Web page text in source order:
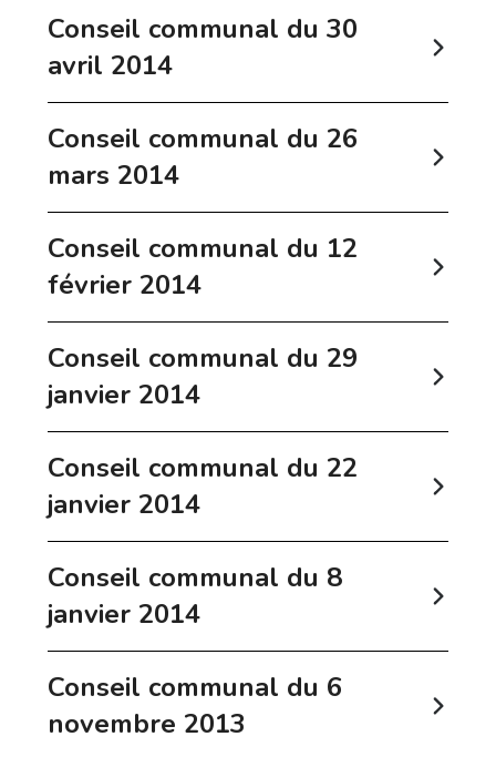
Conseil communal du 30
avril 2014
Conseil communal du 26
mars 2014
Conseil communal du 12
février 2014
Conseil communal du 29
janvier 2014
Conseil communal du 22
janvier 2014
Conseil communal du 8
janvier 2014
Conseil communal du 6
novembre 2013